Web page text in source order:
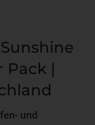
Pack |
und